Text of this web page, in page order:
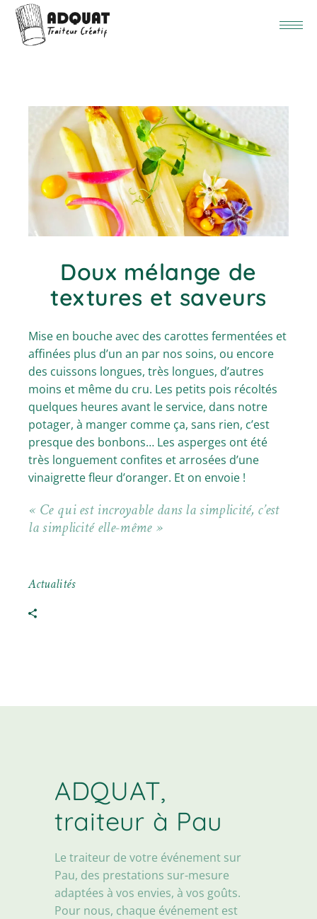
Doux mélange de
textures et saveurs
Mise en bouche avec des carottes fermentées et
affinées plus d’un an par nos soins, ou encore
des cuissons longues, très longues, d’autres
moins et même du cru. Les petits pois récoltés
quelques heures avant le service, dans notre
potager, à manger comme ça, sans rien, c’est
presque des bonbons… Les asperges ont été
très longuement confites et arrosées d’une
vinaigrette fleur d’oranger. Et on envoie !
« Ce qui est incroyable dans la simplicité, c’est
la simplicité elle-même »
Actualités
ADQUAT,
traiteur à Pau
Le traiteur de votre événement sur
Pau, des prestations sur-mesure
adaptées à vos envies, à vos goûts.
Pour nous, chaque événement est